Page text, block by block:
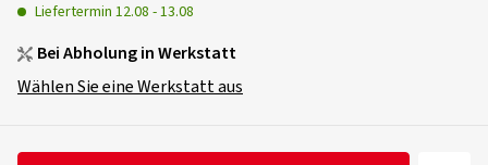
Liefertermin 12.08 -13.08
Bei Abholung in Werkstatt
Wählen Sie eine Werkstatt aus